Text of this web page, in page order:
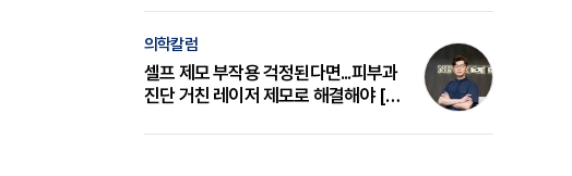
의학칼럼
셀프 제모 부작용 걱정된다면...피부과
진단 거친 레이저 제모로 해결해야 [변